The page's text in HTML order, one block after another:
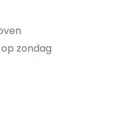
zondag